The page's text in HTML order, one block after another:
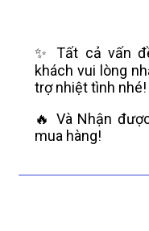
✨ Tất cả vấn
khách vui lòng
trợ nhiệt tình nhé!
🔥 Và Nhận
mua hàng!